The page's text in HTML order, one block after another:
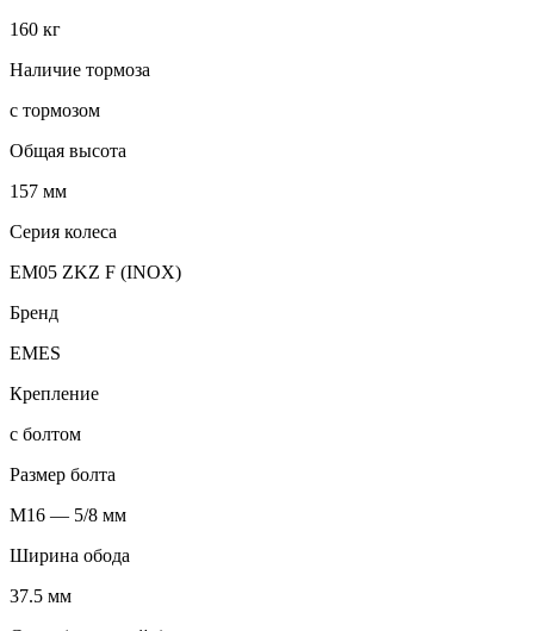
160 кг
Наличие тормоза
с тормозом
Общая высота
157 мм
Серия колеса
EM05 ZKZ F (INOX)
Бренд
EMES
Крепление
с болтом
Размер болта
M16 — 5/8 мм
Ширина обода
37.5 мм